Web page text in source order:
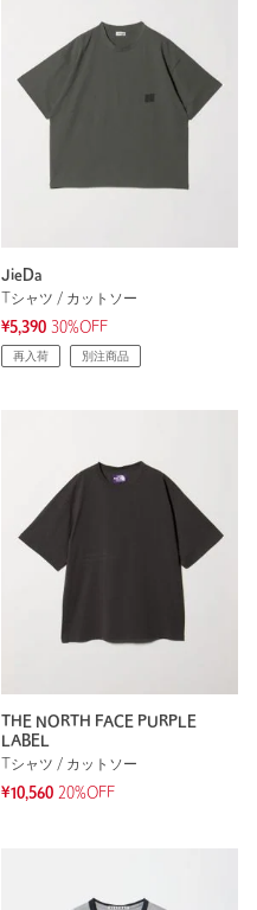
JieDa
Tシャツ / カットソー
¥5,390 30%OFF
再入荷 別注商品
THE NORTH FACE PURPLE
LABEL
Tシャツ / カットソー
¥10,560 20%OFF